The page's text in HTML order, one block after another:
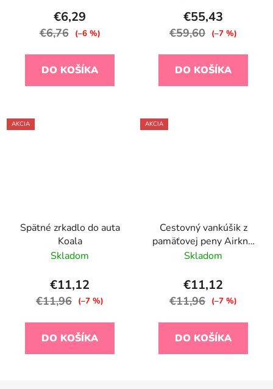
€6,29
€6,76 (–6 %)
DO KOŠÍKA
€55,43
€59,60 (–7 %)
DO KOŠÍKA
AKCIA
Spätné zrkadlo do auta
Koala
Skladom
€11,12
€11,96 (–7 %)
DO KOŠÍKA
AKCIA
Cestovný vankúšik z
pamäťovej peny Airknit
Grey
Skladom
€11,12
€11,96 (–7 %)
DO KOŠÍKA